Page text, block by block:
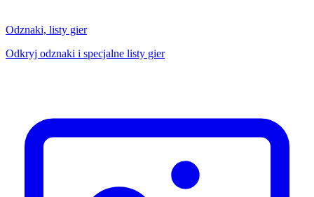
Odznaki, listy gier
Odkryj odznaki i specjalne listy gier